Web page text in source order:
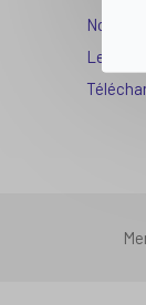
Nos
Les